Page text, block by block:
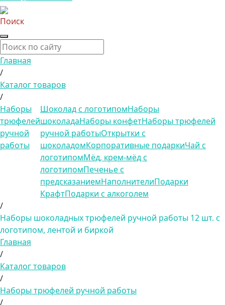
Поиск
Главная
/
Каталог товаров
/
Наборы
трюфелей
ручной
работы
Шоколад с логотипомНаборы
шоколадаНаборы конфетНаборы трюфелей
ручной работыОткрытки с
шоколадомКорпоративные подаркиЧай с
логотипомМёд, крем-мёд с
логотипомПеченье с
предсказаниемНаполнителиПодарки
КрафтПодарки с алкоголем
/
Наборы шоколадных трюфелей ручной работы 12 шт. с
логотипом, лентой и биркой
Главная
/
Каталог товаров
/
Наборы трюфелей ручной работы
/